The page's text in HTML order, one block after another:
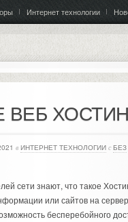
Интернет технологии
ВЕБ
в ИНТЕРНЕТ ТЕХНОЛОГИИ с БЕЗ
сети знают, что такое
или сайтов на
бесперебойного